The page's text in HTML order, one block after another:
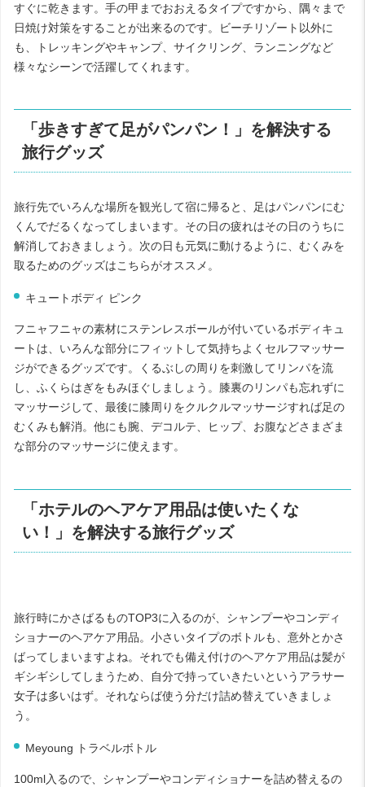
すぐに乾きます。手の甲までおおえるタイプですから、隅々まで
日焼け対策をすることが出来るのです。ビーチリゾート以外に
も、トレッキングやキャンプ、サイクリング、ランニングなど
様々なシーンで活躍してくれます。
「歩きすぎて足がパンパン！」を解決する
旅行グッズ
旅行先でいろんな場所を観光して宿に帰ると、足はパンパンにむ
くんでだるくなってしまいます。その日の疲れはその日のうちに
解消しておきましょう。次の日も元気に動けるように、むくみを
取るためのグッズはこちらがオススメ。
キュートボディ ピンク
フニャフニャの素材にステンレスボールが付いているボディキュ
ートは、いろんな部分にフィットして気持ちよくセルフマッサー
ジができるグッズです。くるぶしの周りを刺激してリンパを流
し、ふくらはぎをもみほぐしましょう。膝裏のリンパも忘れずに
マッサージして、最後に膝周りをクルクルマッサージすれば足の
むくみも解消。他にも腕、デコルテ、ヒップ、お腹などさまざま
な部分のマッサージに使えます。
「ホテルのヘアケア用品は使いたくな
い！」を解決する旅行グッズ
旅行時にかさばるものTOP3に入るのが、シャンプーやコンディ
ショナーのヘアケア用品。小さいタイプのボトルも、意外とかさ
ばってしまいますよね。それでも備え付けのヘアケア用品は髪が
ギシギシしてしまうため、自分で持っていきたいというアラサー
女子は多いはず。それならば使う分だけ詰め替えていきましょ
う。
Meyoung トラベルボトル
100ml入るので、シャンプーやコンディショナーを詰め替えるの